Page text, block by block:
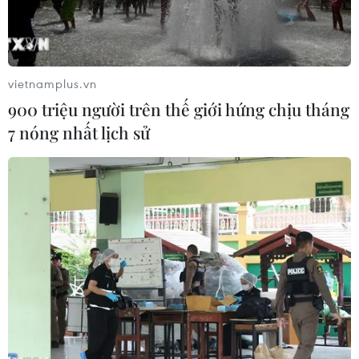
Trong sự kiện ra mắt iPhone 6 và iPhone 6 Plus,
hãng Apple đã ra thông báo về việc giảm giá
bản 5S xuống còn 99USD cho bản 16GB và tặng
miễn phí bản iPhone 5C 8GB. Tuy nhiên, những
mức giá không tưởng trên phải kèm hợp đồng 2
vietnamplus.vn
900 triệu người trên thế giới hứng chịu tháng
7 nóng nhất lịch sử